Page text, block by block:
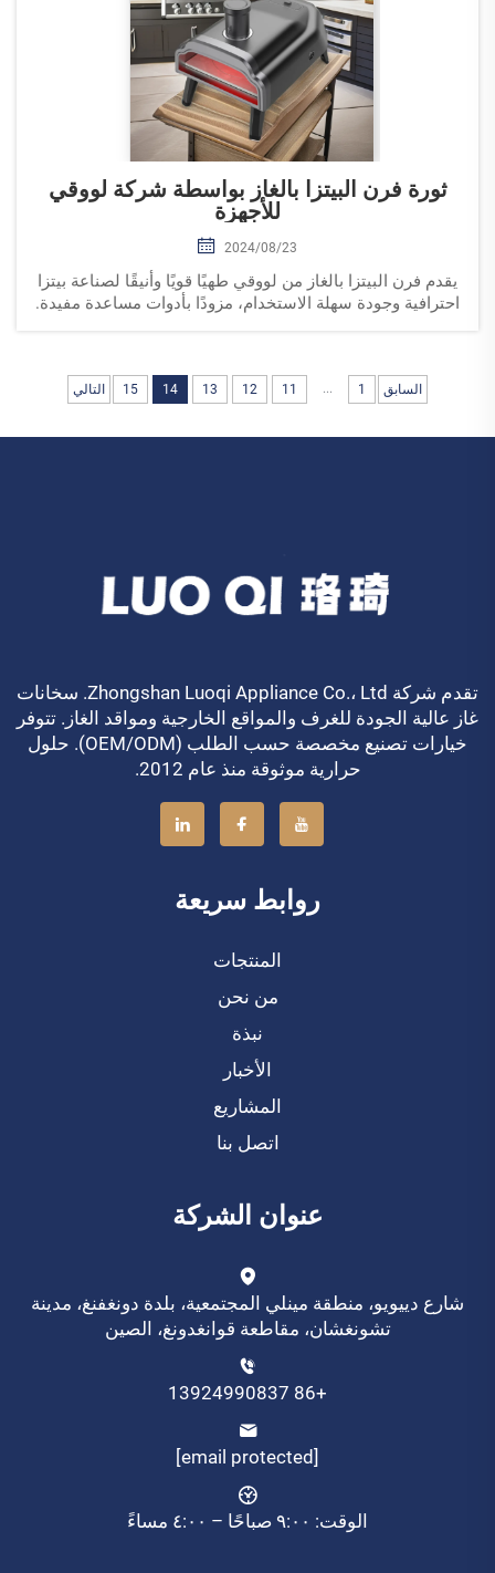
ثورة فرن البيتزا بالغاز بواسطة شركة لووقي
للأجهزة
2024/08/23
يقدم فرن البيتزا بالغاز من لووقي طهيًا قويًا وأنيقًا لصناعة بيتزا
احترافية وجودة سهلة الاستخدام، مزودًا بأدوات مساعدة مفيدة.
السابق 1
...
11
12
13
14
15 التالي
تقدم شركة Zhongshan Luoqi Appliance Co.، Ltd. سخانات
غاز عالية الجودة للغرف والمواقع الخارجية ومواقد الغاز. تتوفر
خيارات تصنيع مخصصة حسب الطلب (OEM/ODM). حلول
حرارية موثوقة منذ عام 2012.
روابط سريعة
المنتجات
من نحن
نبذة
الأخبار
المشاريع
اتصل بنا
عنوان الشركة
شارع دييويو، منطقة مينلي المجتمعية، بلدة دونغفنغ، مدينة
تشونغشان، مقاطعة قوانغدونغ، الصين
+86 13924990837
[email protected]
الوقت: ٩:٠٠ صباحًا – ٤:٠٠ مساءً